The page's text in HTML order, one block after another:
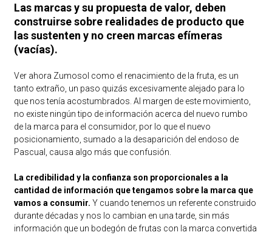
Las marcas y su propuesta de valor, deben
construirse sobre realidades de producto que
las sustenten y no creen marcas efímeras
(vacías).
Ver ahora Zumosol como el renacimiento de la fruta, es un
tanto extraño, un paso quizás excesivamente alejado para lo
que nos tenía acostumbrados. Al margen de este movimiento,
no existe ningún tipo de información acerca del nuevo rumbo
de la marca para el consumidor, por lo que el nuevo
posicionamiento, sumado a la desaparición del endoso de
Pascual, causa algo más que confusión.
La credibilidad y la confianza son proporcionales a la
cantidad de información que tengamos sobre la marca que
vamos a consumir. Y cuando tenemos un referente construido
durante décadas y nos lo cambian en una tarde, sin más
información que un bodegón de frutas con la marca convertida